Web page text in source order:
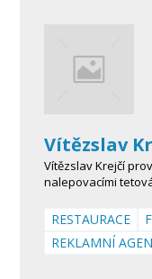
Vítězslav
Vítězslav Krejčí
nalepovacími
RESTAURACE
REKLAMNÍ